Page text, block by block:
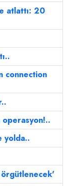
atlattı: 20
connection
operasyon!..
yolda..